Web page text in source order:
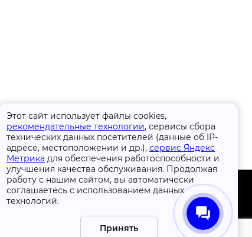
Этот сайт использует файлы cookies,
рекомендательные технологии, сервисы сбора
технических данных посетителей (данные об IP-
адресе, местоположении и др.), сервис Яндекс
Метрика для обеспечения работоспособности и
улучшения качества обслуживания. Продолжая
работу с нашим сайтом, вы автоматически
соглашаетесь с использованием данных
технологий.
Принять
приложение